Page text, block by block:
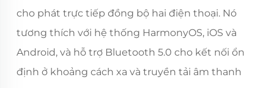
cho phát trực tiếp đồng bộ hai điện thoại. Nó
tương thích với hệ thống HarmonyOS, iOS và
Android, và hỗ trợ Bluetooth 5.0 cho kết nối ổn
định ở khoảng cách xa và truyền tải âm thanh